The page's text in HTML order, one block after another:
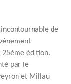
de
25ème édition.
par le
et Millau